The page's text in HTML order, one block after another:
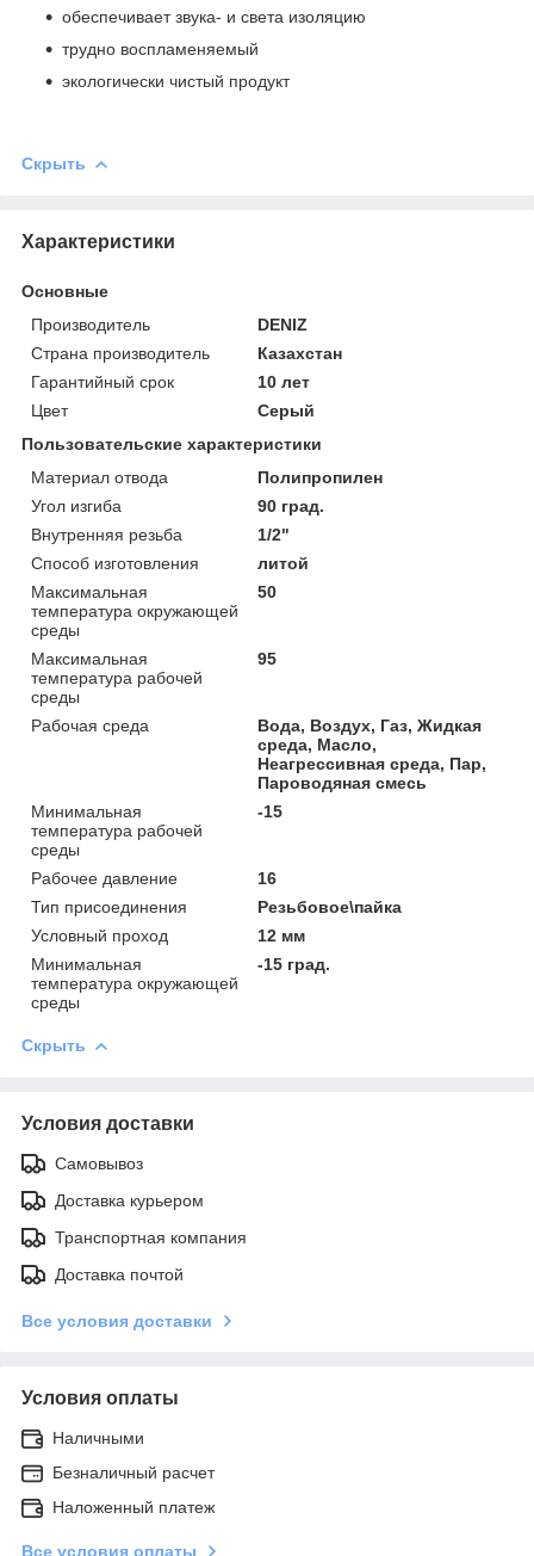
обеспечивает звука- и света изоляцию
трудно воспламеняемый
экологически чистый продукт
Скрыть
Характеристики
Основные
Производитель
DENIZ
Страна производитель
Казахстан
Гарантийный срок
10 лет
Цвет
Серый
Пользовательские характеристики
Материал отвода
Полипропилен
Угол изгиба
90 град.
Внутренняя резьба
1/2"
Способ изготовления
литой
Максимальная
температура окружающей
среды
50
Максимальная
температура рабочей
среды
95
Рабочая среда
Вода, Воздух, Газ, Жидкая
среда, Масло,
Неагрессивная среда, Пар,
Пароводяная смесь
Минимальная
температура рабочей
среды
-15
Рабочее давление
16
Тип присоединения
Резьбовое\пайка
Условный проход
12 мм
Минимальная
температура окружающей
среды
-15 град.
Скрыть
Условия доставки
Самовывоз
Доставка курьером
Транспортная компания
Доставка почтой
Все условия доставки
Условия оплаты
Наличными
Безналичный расчет
Наложенный платеж
Все условия оплаты